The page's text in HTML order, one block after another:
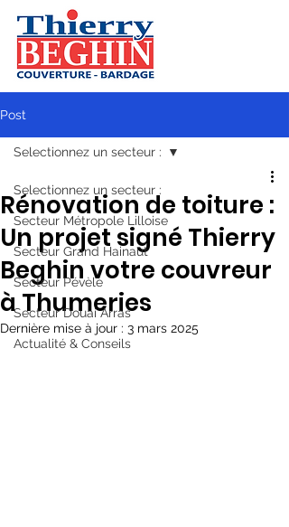
Post
Selectionnez un secteur :
Secteur Métropole Lilloise
Secteur Grand Hainaut
Secteur Pévèle
Secteur Douai Arras
Actualité & Conseils
Selectionnez un secteur :
Rénovation de toiture :
Un projet signé Thierry
Beghin votre couvreur
à Thumeries
Dernière mise à jour : 3 mars 2025